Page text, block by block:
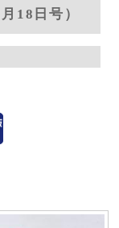
18日号）